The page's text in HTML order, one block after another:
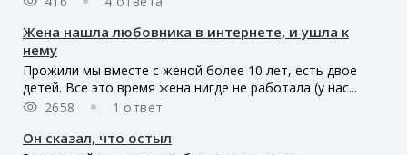
Жена нашла любовника в интернете, и ушла к
нему
Прожили мы вместе с женой более 10 лет, есть двое
детей. Все это время жена нигде не работала (у нас...
2658
1 ответ
Он сказал, что остыл